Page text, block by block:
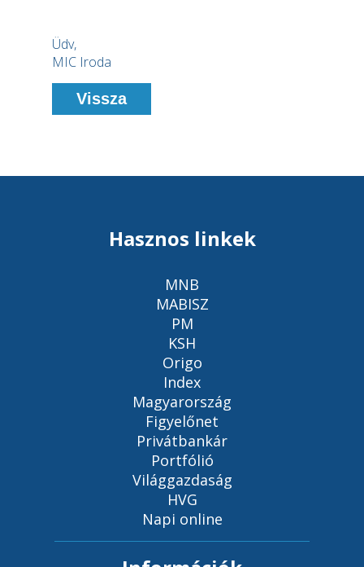
Üdv,
MIC Iroda
Vissza
Hasznos linkek
MNB
MABISZ
PM
KSH
Origo
Index
Magyarország
Figyelőnet
Privátbankár
Portfólió
Világgazdaság
HVG
Napi online